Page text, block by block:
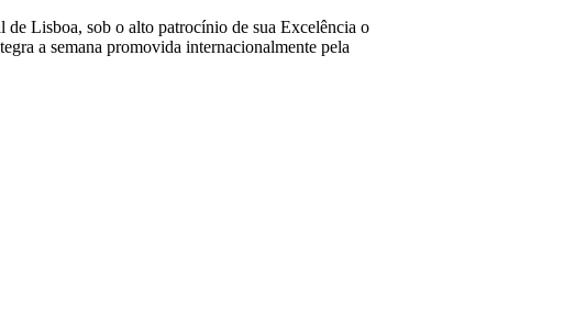
Lisboa, sob o alto patrocínio de sua Excelência o
a semana promovida internacionalmente pela